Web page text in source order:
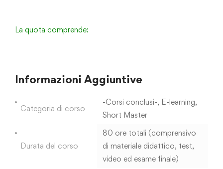
La quota comprende:
Informazioni Aggiuntive
Categoria di corso
-Corsi conclusi-, E-learning,
Short Master
Durata del corso
80 ore totali (comprensivo
di materiale didattico, test,
video ed esame finale)